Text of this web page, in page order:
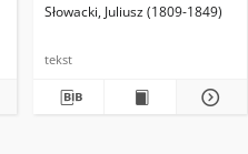
Słowacki, Juliusz (1809-1849)
tekst